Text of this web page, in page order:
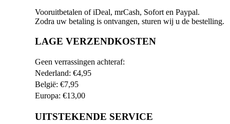
Vooruitbetalen of iDeal, mrCash, Sofort en Paypal.
Zodra uw betaling is ontvangen, sturen wij u de bestelling.
LAGE VERZENDKOSTEN
Geen verrassingen achteraf:
Nederland: €4,95
België: €7,95
Europa: €13,00
UITSTEKENDE SERVICE